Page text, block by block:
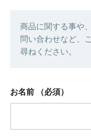
商品に関する事や
問い合わせなど、
尋ねください。
お名前 （必須）